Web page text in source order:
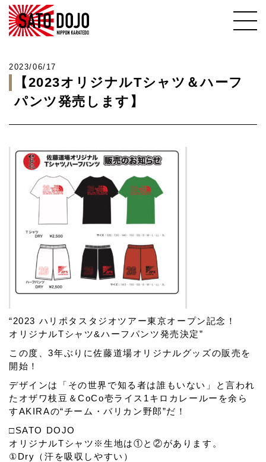
2023/06/17
【2023オリジナルTシャツ＆ハーフ
パンツ発売します】
“2023 ハリポタスタジオツアー東京オープン記念！
オリジナルTシャツ&ハーフパンツ発売決定”
この度、3年ぶりに佐藤道場オリジナルグッズの販売を
開始！
デザインは「その世界で知る者は誰もいない」と言われ
たオザワ枝豆＆CoCo壱ライス1キロカレールーを余ら
すAKIRAの“チーム・バリカン野郎”だ！
□SATO DOJO
オリジナルTシャツ※生地は①と②があります。
①Dry（汗を吸収しやすい）